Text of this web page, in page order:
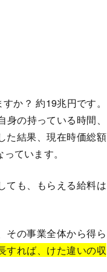
か？ 約19兆円です。
の持っている時間、
た結果、現在時価総額
ています。
ても、もらえる給料は
その事業全体から得ら
すれば、けた違いの収